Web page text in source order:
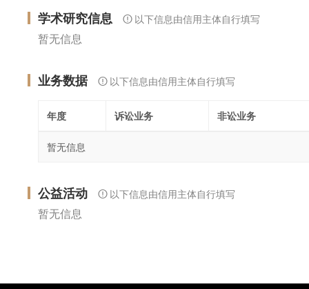
学术研究信息 以下信息由信用主体自行填写
暂无信息
业务数据 以下信息由信用主体自行填写
年度 诉讼业务 非讼业务
暂无信息
公益活动 以下信息由信用主体自行填写
暂无信息